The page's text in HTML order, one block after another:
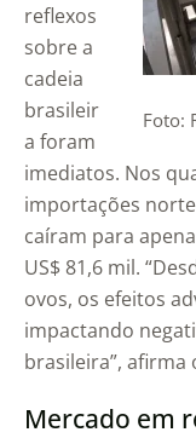
Foto:
reflexos
sobre a
cadeia
brasileir
a foram
imediatos. Nos
importações
caíram para
US$ 81,6 mil.
ovos, os efeitos
impactando
brasileira”, afirma
Mercado em